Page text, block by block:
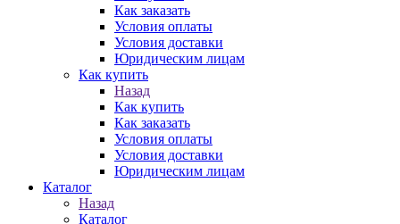
Как заказать
Условия оплаты
Условия доставки
Юридическим лицам
Как купить
Назад
Как купить
Как заказать
Условия оплаты
Условия доставки
Юридическим лицам
Каталог
Назад
Каталог